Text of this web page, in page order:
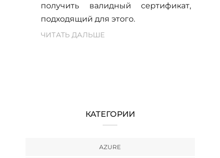
получить валидный сертификат,
подходящий для этого.
ЧИТАТЬ ДАЛЬШЕ
КАТЕГОРИИ
AZURE